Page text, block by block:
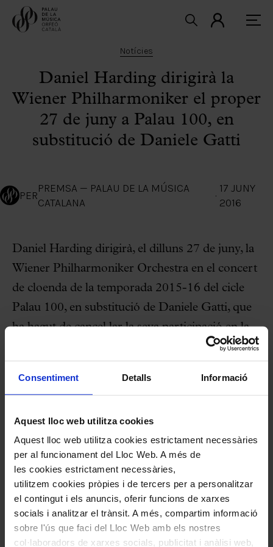
Consentiment Detalls Informació
Aquest lloc web utilitza cookies
Aquest lloc web utilitza cookies estrictament necessàries
per al funcionament del Lloc Web. A més de
les cookies estrictament necessàries,
utilitzem cookies pròpies i de tercers per a personalitzar
el contingut i els anuncis, oferir funcions de xarxes
socials i analitzar el trànsit. A més, compartim informació
sobre l'ús que faci del Lloc Web amb els nostres
col·laboradors de xarxes socials, publicitat i anàlisi web,
Notícies
Daniel Harding dirigirà la
Wiener Philharmoniker el proper
27 de juny a Palau 100, en
substitució de Daniele Gatti
PER
PREMSA — PALAU DE LA MÚSICA
CATALANA
·
17 JUNY
2016
Daniel Harding dirigirà, el dilluns 27 de juny, la
Wiener Philharmoniker Orchestra en el concert
de cloenda de la temporada 2015-16 del cicle
Palau 100, en substitució de Daniele Gatti, que
ha hagut de cancel·lar la seva participació en la
gira europea de l’orquestra per malaltia.
La Wiener Philharmoniker, fundada el 1842 i
personalitat sonora i el seu estil musical, que s’ha
transmès de generació en generació, es
presentarà al Palau amb el programa previst. Si
la darrera vegada que la formació va actuar a
l’escenari modernista ho va fer amb les
Simfonies núm. 2 inúm. 4de Johannes Brahms,
enguany l’orquestra començarà el concert amb